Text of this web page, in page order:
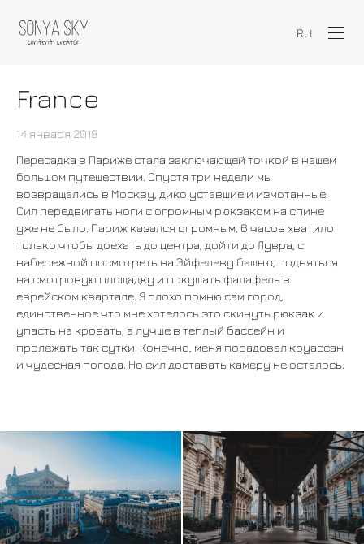
RU
France
14 января 2018
Пересадка в Париже стала заключающей точкой в нашем
большом путешествии. Спустя три недели мы
возвращались в Москву, дико уставшие и измотанные.
Сил передвигать ноги с огромным рюкзаком на спине
уже не было. Париж казался огромным, 6 часов хватило
только чтобы доехать до центра, дойти до Лувра, с
набережной посмотреть на Эйфелеву башню, подняться
на смотровую площадку и покушать фалафель в
еврейском квартале. Я плохо помню сам город,
единственное что мне хотелось это скинуть рюкзак и
упасть на кровать, а лучше в теплый бассейн и
пролежать так сутки. Конечно, меня порадовал круассан
и чудесная погода. Но сил доставать камеру не осталось.